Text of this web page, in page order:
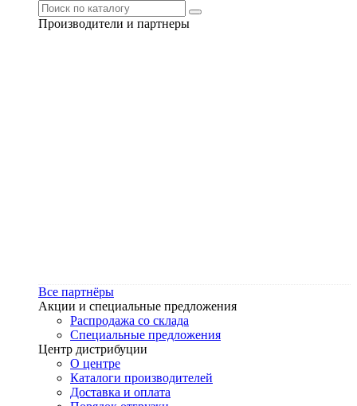
Производители и партнеры
Все партнёры
Акции и специальные предложения
Распродажа со склада
Специальные предложения
Центр дистрибуции
О центре
Каталоги производителей
Доставка и оплата